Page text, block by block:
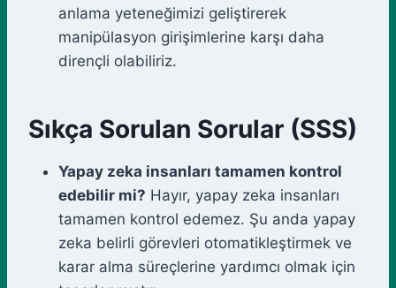
anlama yeteneğimizi geliştirerek
manipülasyon girişimlerine karşı daha
dirençli olabiliriz.
Sıkça Sorulan Sorular (SSS)
Yapay zeka insanları tamamen kontrol
edebilir mi? Hayır, yapay zeka insanları
tamamen kontrol edemez. Şu anda yapay
zeka belirli görevleri otomatikleştirmek ve
karar alma süreçlerine yardımcı olmak için